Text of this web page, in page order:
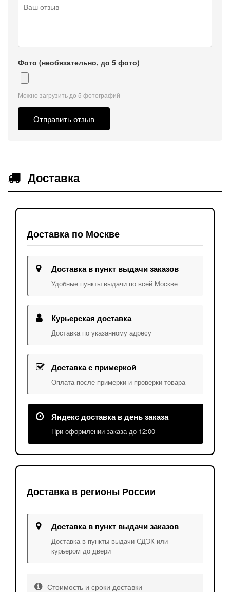
Фото (необязательно, до 5 фото)
Можно загрузить до 5 фотографий
Отправить отзыв
Доставка
Доставка по Москве
Доставка в пункт выдачи заказов
Удобные пункты выдачи по всей Москве
Курьерская доставка
Доставка по указанному адресу
Доставка с примеркой
Оплата после примерки и проверки товара
Яндекс доставка в день заказа
При оформлении заказа до 12:00
Доставка в регионы России
Доставка в пункт выдачи заказов
Доставка в пункты выдачи СДЭК или
курьером до двери
Стоимость и сроки доставки